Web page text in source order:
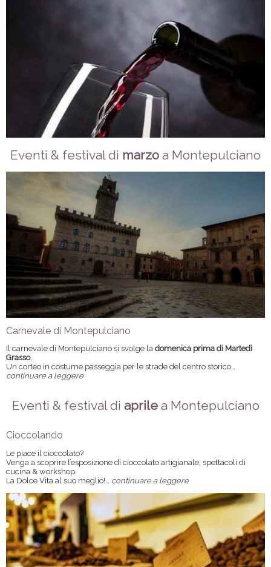
Eventi & festival di marzo a Montepulciano
Carnevale di Montepulciano
Il carnevale di Montepulciano si svolge la domenica prima di Martedì
Grasso.
Un corteo in costume passeggia per le strade del centro storico…
continuare a leggere
Eventi & festival di aprilea Montepulciano
Cioccolando
Le piace il cioccolato?
Venga a scoprire l’esposizione di cioccolato artigianale, spettacoli di
cucina & workshop.
La Dolce Vita al suo meglio!… continuare a leggere